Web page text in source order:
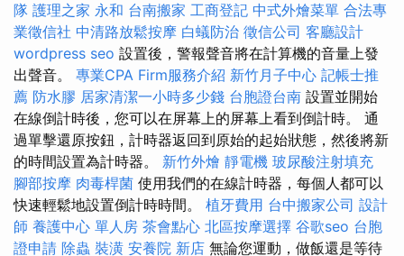
隊 護理之家 永和 台南搬家 工商登記 中式外燴菜單 合法專
業徵信社 中清路放鬆按摩 白蟻防治 徵信公司 客廳設計
wordpress seo 設置後，警報聲音將在計算機的音量上發
出聲音。 專業CPA Firm服務介紹 新竹月子中心 記帳士推
薦 防水膠 居家清潔一小時多少錢 台胞證台南 設置並開始
在線倒計時後，您可以在屏幕上的屏幕上看到倒計時。 通
過單擊還原按鈕，計時器返回到原始的起始狀態，然後將新
的時間設置為計時器。 新竹外燴 靜電機 玻尿酸注射填充
腳部按摩 肉毒桿菌 使用我們的在線計時器，每個人都可以
快速輕鬆地設置倒計時時間。 植牙費用 台中搬家公司 設計
師 養護中心 單人房 茶會點心 北區按摩選擇 谷歌seo 台胞
證申請 除蟲 裝潢 安養院 新店 無論您運動，做飯還是等待